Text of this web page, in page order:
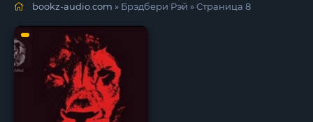
bookz-audio.com » Брэдбери Рэй » Страница 8